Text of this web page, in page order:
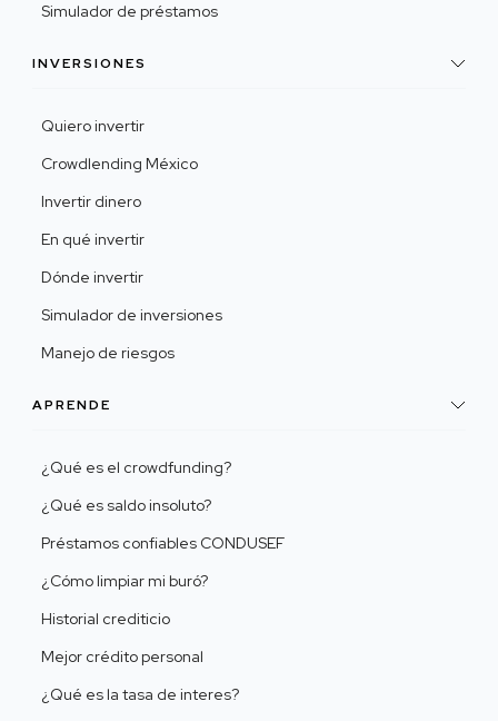
Simulador de préstamos
INVERSIONES
Quiero invertir
Crowdlending México
Invertir dinero
En qué invertir
Dónde invertir
Simulador de inversiones
Manejo de riesgos
APRENDE
¿Qué es el crowdfunding?
¿Qué es saldo insoluto?
Préstamos confiables CONDUSEF
¿Cómo limpiar mi buró?
Historial crediticio
Mejor crédito personal
¿Qué es la tasa de interes?